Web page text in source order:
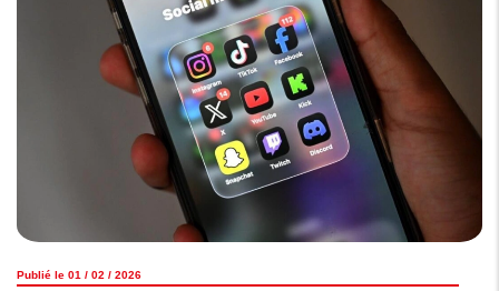
Publié le 01 / 02 / 2026